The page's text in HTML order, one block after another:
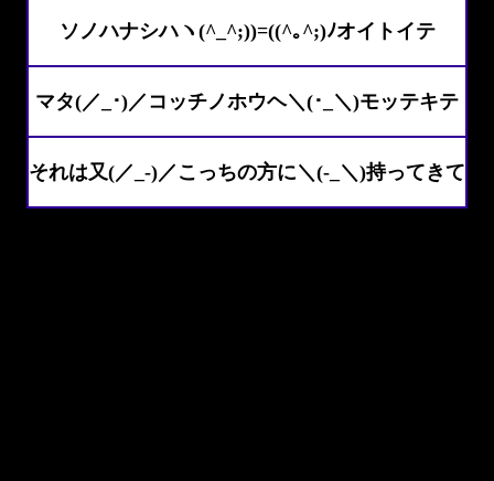
ソノハナシハヽ(^_^;))=((^｡^;)ﾉオイトイテ
マタ(／_･)／コッチノホウヘ＼(･_＼)モッテキテ
それは又(／_-)／こっちの方に＼(-_＼)持ってきて